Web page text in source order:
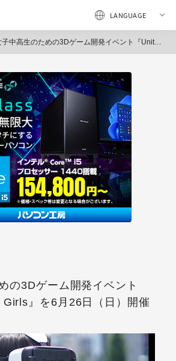
中高生のための3Dゲーム開発イベント『Unity × Code Girls』を6月26日（日）開催
の3Dゲーム開発イベント
Girls』を6月26日（日）開催